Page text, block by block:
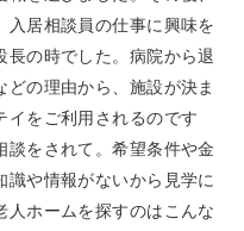
入居相談員の仕事に興味を
長の時でした。病院から退
の理由から、施設が決ま
イをご利用されるのです
をされて。希望条件や金
識や情報がないから見学に
人ホームを探すのはこんな